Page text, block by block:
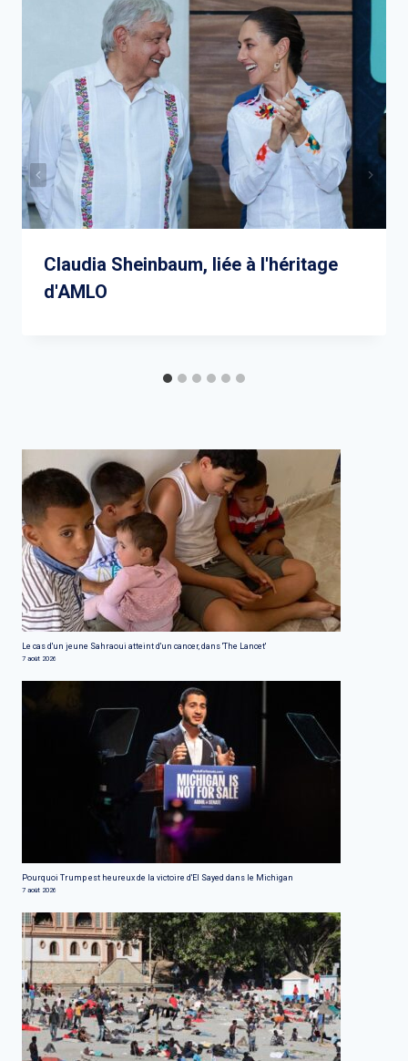
Claudia Sheinbaum, liée à l'héritage
d'AMLO
Le cas d'un jeune Sahraoui atteint d'un cancer, dans 'The Lancet'
7 août 2026
Pourquoi Trump est heureux de la victoire d'El Sayed dans le Michigan
7 août 2026